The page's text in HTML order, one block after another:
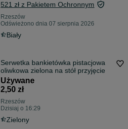
521 zł z Pakietem Ochronnym
Rzeszów
Odświeżono dnia 07 sierpnia 2026
Biały
Serwetka bankietówka pistacjowa
oliwkowa zielona na stół przyjęcie
Używane
2,50 zł
Rzeszów
Dzisiaj o 16:29
Zielony